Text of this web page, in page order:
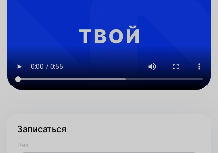
Записаться
Имя